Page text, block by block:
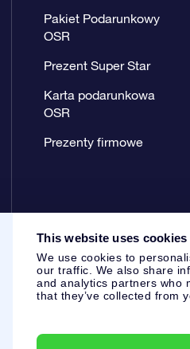
This website uses cookies
We use cookies to
our traffic. We also share
and analytics partners who
that they’ve collected from
Pakiet Podarunkowy
OSR
Prezent Super Star
Karta podarunkowa
OSR
Prezenty firmowe